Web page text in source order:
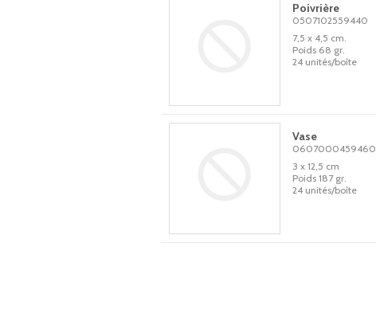
Poivrière
0507102559440
7,5 x 4,5 cm.
Poids 68 gr.
24 unités/boîte
Vase
0607000459460
3 x 12,5 cm
Poids 187 gr.
24 unités/boîte